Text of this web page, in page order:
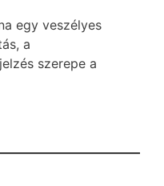
egy veszélyes
a
szerepe a